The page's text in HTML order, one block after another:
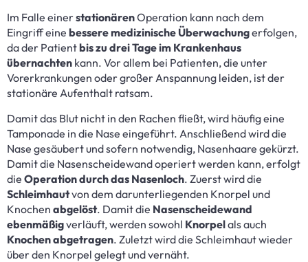
Im Falle einerstationärenOperation kann nach dem
Eingriff eine bessere medizinische Überwachungerfolgen,
da der Patientbis zu drei Tage im Krankenhaus
übernachten kann. Vor allem bei Patienten, die unter
Vorerkrankungen oder großer Anspannung leiden, ist der
stationäre Aufenthalt ratsam.
Damit das Blut nicht in den Rachen fließt, wird häufig eine
Tamponade in die Nase eingeführt. Anschließend wird die
Nase gesäubert und sofern notwendig, Nasenhaare gekürzt.
Damit die Nasenscheidewand operiert werden kann, erfolgt
die Operation durch das Nasenloch. Zuerst wird die
Schleimhautvon dem darunterliegenden Knorpel und
Knochen abgelöst. Damit die Nasenscheidewand
ebenmäßigverläuft, werden sowohl Knorpelals auch
Knochen abgetragen. Zuletzt wird die Schleimhaut wieder
über den Knorpel gelegt und vernäht.